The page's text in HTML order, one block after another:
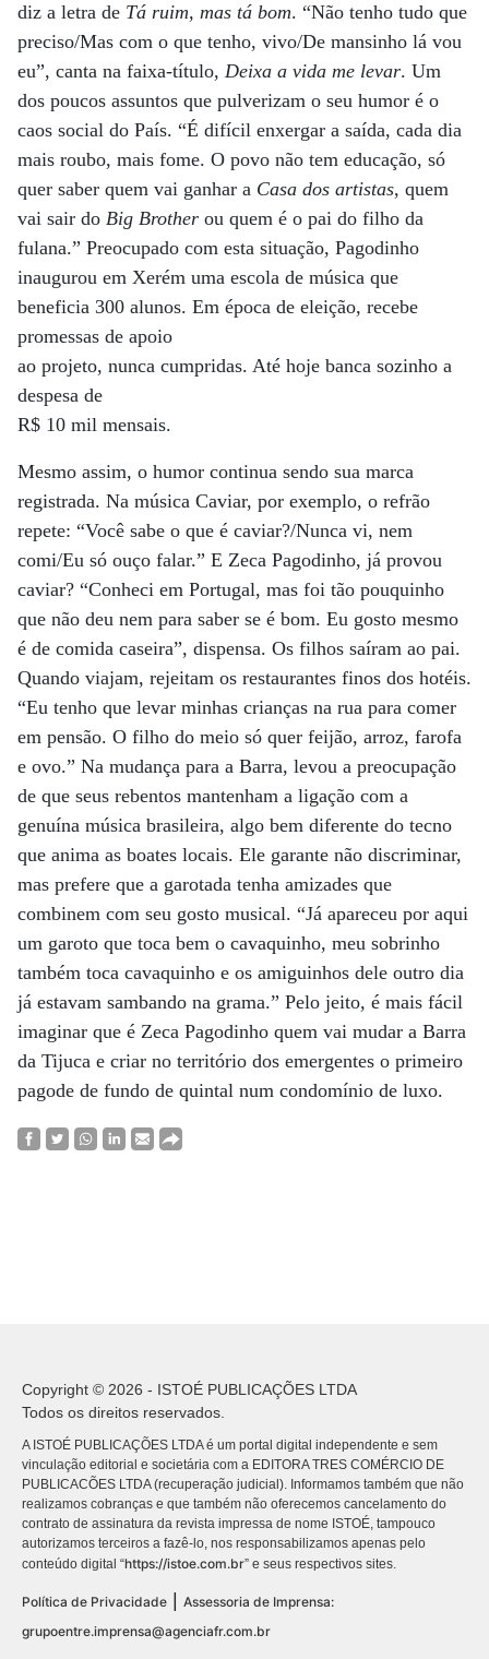
diz a letra de Tá ruim, mas tá bom. “Não tenho tudo que
preciso/Mas com o que tenho, vivo/De mansinho lá vou
eu”, canta na faixa-título, Deixa a vida me levar. Um
dos poucos assuntos que pulverizam o seu humor é o
caos social do País. “É difícil enxergar a saída, cada dia
mais roubo, mais fome. O povo não tem educação, só
quer saber quem vai ganhar a Casa dos artistas, quem
vai sair do Big Brother ou quem é o pai do filho da
fulana.” Preocupado com esta situação, Pagodinho
inaugurou em Xerém uma escola de música que
beneficia 300 alunos. Em época de eleição, recebe
promessas de apoio
ao projeto, nunca cumpridas. Até hoje banca sozinho a
despesa de
R$ 10 mil mensais.
Mesmo assim, o humor continua sendo sua marca
registrada. Na música Caviar, por exemplo, o refrão
repete: “Você sabe o que é caviar?/Nunca vi, nem
comi/Eu só ouço falar.” E Zeca Pagodinho, já provou
caviar? “Conheci em Portugal, mas foi tão pouquinho
que não deu nem para saber se é bom. Eu gosto mesmo
é de comida caseira”, dispensa. Os filhos saíram ao pai.
Quando viajam, rejeitam os restaurantes finos dos hotéis.
“Eu tenho que levar minhas crianças na rua para comer
em pensão. O filho do meio só quer feijão, arroz, farofa
e ovo.” Na mudança para a Barra, levou a preocupação
de que seus rebentos mantenham a ligação com a
genuína música brasileira, algo bem diferente do tecno
que anima as boates locais. Ele garante não discriminar,
mas prefere que a garotada tenha amizades que
combinem com seu gosto musical. “Já apareceu por aqui
um garoto que toca bem o cavaquinho, meu sobrinho
também toca cavaquinho e os amiguinhos dele outro dia
já estavam sambando na grama.” Pelo jeito, é mais fácil
imaginar que é Zeca Pagodinho quem vai mudar a Barra
da Tijuca e criar no território dos emergentes o primeiro
pagode de fundo de quintal num condomínio de luxo.
Copyright © 2026 - ISTOÉ PUBLICAÇÕES LTDA
Todos os direitos reservados.
A ISTOÉ PUBLICAÇÕES LTDA é um portal digital independente e sem
vinculação editorial e societária com a EDITORA TRES COMÉRCIO DE
PUBLICACÕES LTDA (recuperação judicial). Informamos também que não
realizamos cobranças e que também não oferecemos cancelamento do
contrato de assinatura da revista impressa de nome ISTOÉ, tampouco
autorizamos terceiros a fazê-lo, nos responsabilizamos apenas pelo
conteúdo digital “https://istoe.com.br” e seus respectivos sites.
Política de Privacidade
Assessoria de Imprensa:
grupoentre.imprensa@agenciafr.com.br